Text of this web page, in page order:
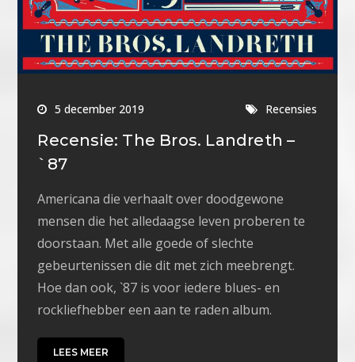
5 december 2019 Recensies
Recensie: The Bros. Landreth –
`87
Americana die verhaalt over doodgewone
mensen die het alledaagse leven proberen te
doorstaan. Met alle goede of slechte
gebeurtenissen die dit met zich meebrengt.
Hoe dan ook, `87 is voor iedere blues- en
rockliefhebber een aan te raden album.
LEES MEER